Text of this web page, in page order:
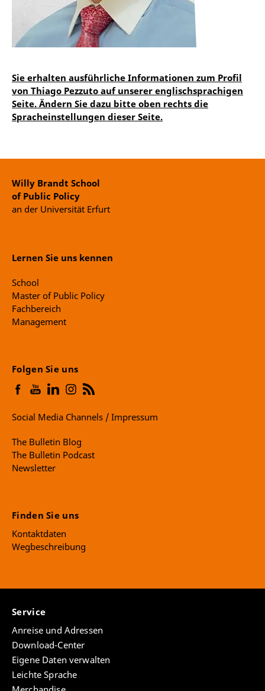
Sie erhalten ausführliche Informationen zum Profil
von Thiago Pezzuto auf unserer englischsprachigen
Seite. Ändern Sie dazu bitte oben rechts die
Spracheinstellungen dieser Seite.
Willy Brandt School
of Public Policy
an der Universität Erfurt
Lernen Sie uns kennen
School
Master of Public Policy
Fachbereich
Management
Folgen Sie uns
Social Media Channels / Impressum
The Bulletin Blog
The Bulletin Podcast
Newsletter
Finden Sie uns
Kontaktdaten
Wegbeschreibung
Service
Anreise und Adressen
Download-Center
Eigene Daten verwalten
Leichte Sprache